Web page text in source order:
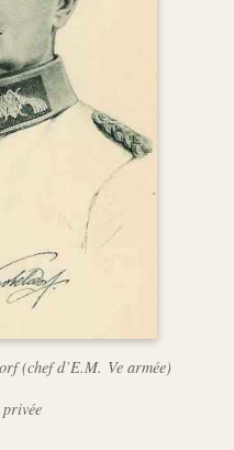
(chef d’E.M. Ve armée)